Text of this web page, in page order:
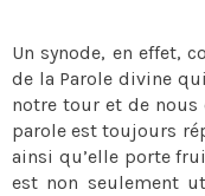
Un synode, en effet,
de la Parole divine
notre tour et de nous
parole est toujours
ainsi qu’elle porte
est non seulement